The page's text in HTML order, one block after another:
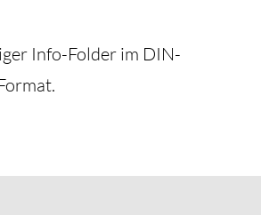
Info-Folder im DIN-